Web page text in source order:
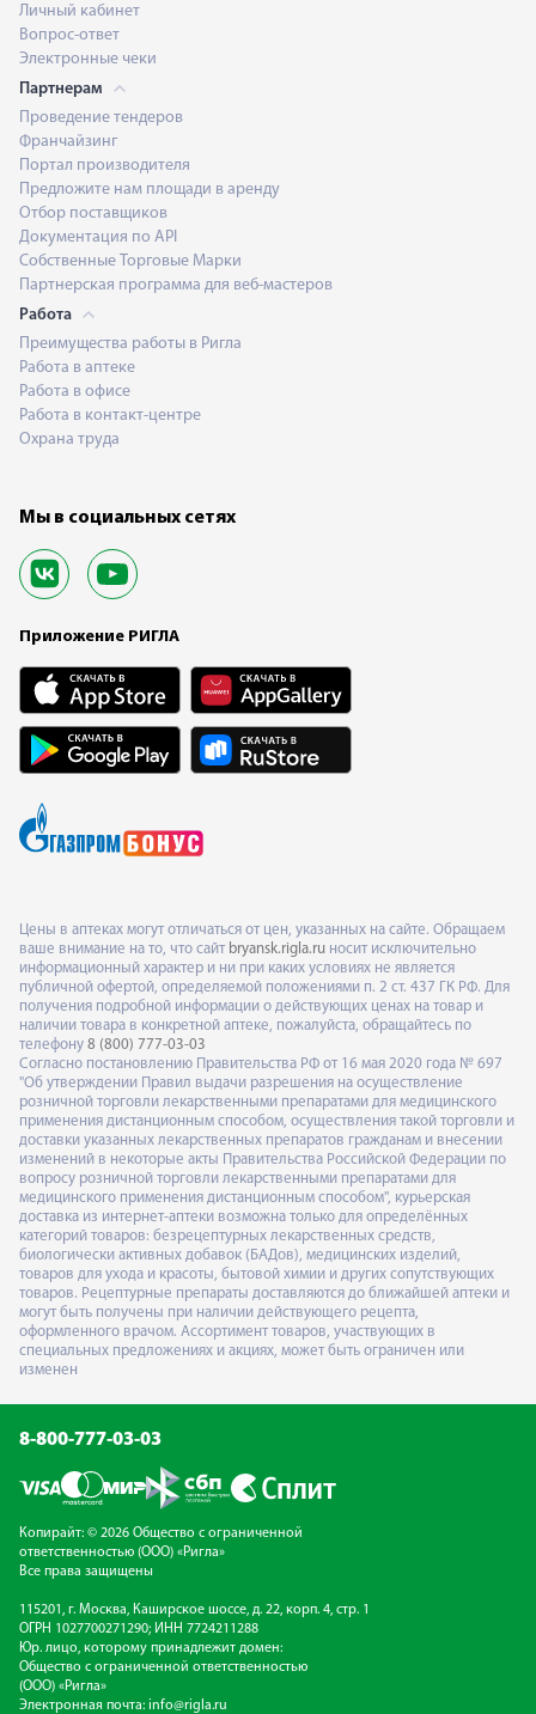
Личный кабинет
Вопрос-ответ
Электронные чеки
Партнерам
Проведение тендеров
Франчайзинг
Портал производителя
Предложите нам площади в аренду
Отбор поставщиков
Документация по API
Собственные Торговые Марки
Партнерская программа для веб-мастеров
Работа
Преимущества работы в Ригла
Работа в аптеке
Работа в офисе
Работа в контакт-центре
Охрана труда
Мы в социальных сетях
Приложение РИГЛА
Цены в аптеках могут отличаться от цен, указанных на сайте. Обращаем
ваше внимание на то, что сайт bryansk.rigla.ru носит исключительно
информационный характер и ни при каких условиях не является
публичной офертой, определяемой положениями п. 2 ст. 437 ГК РФ. Для
получения подробной информации о действующих ценах на товар и
наличии товара в конкретной аптеке, пожалуйста, обращайтесь по
телефону 8 (800) 777-03-03
Согласно постановлению Правительства РФ от 16 мая 2020 года № 697
"Об утверждении Правил выдачи разрешения на осуществление
розничной торговли лекарственными препаратами для медицинского
применения дистанционным способом, осуществления такой торговли и
доставки указанных лекарственных препаратов гражданам и внесении
изменений в некоторые акты Правительства Российской Федерации по
вопросу розничной торговли лекарственными препаратами для
медицинского применения дистанционным способом", курьерская
доставка из интернет-аптеки возможна только для определённых
категорий товаров: безрецептурных лекарственных средств,
биологически активных добавок (БАДов), медицинских изделий,
товаров для ухода и красоты, бытовой химии и других сопутствующих
товаров. Рецептурные препараты доставляются до ближайшей аптеки и
могут быть получены при наличии действующего рецепта,
оформленного врачом. Ассортимент товаров, участвующих в
специальных предложениях и акциях, может быть ограничен или
изменен
8-800-777-03-03
Копирайт: © 2026 Общество с ограниченной
ответственностью (ООО) «Ригла»
Все права защищены
115201, г. Москва, Каширское шоссе, д. 22, корп. 4, стр. 1
ОГРН 1027700271290; ИНН 7724211288
Юр. лицо, которому принадлежит домен:
Общество с ограниченной ответственностью
(ООО) «Ригла»
Электронная почта: info@rigla.ru